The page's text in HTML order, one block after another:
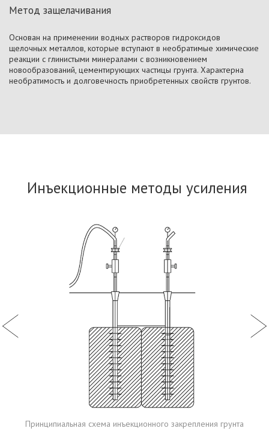
Метод защелачивания
Основан на применении водных растворов гидроксидов
щелочных металлов, которые вступают в необратимые химические
реакции с глинистыми минералами с возникновением
новообразований, цементирующих частицы грунта. Характерна
необратимость и долговечность приобретенных свойств грунтов.
Инъекционные методы усиления
Принципиальная схема инъекционного закрепления грунта